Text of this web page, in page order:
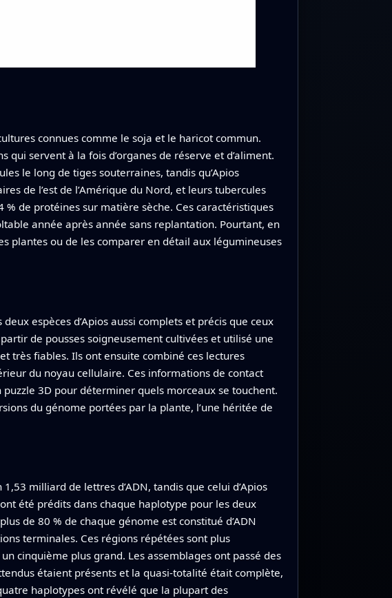
connues comme le soja et le haricot commun.
servent à la fois d’organes de réserve et d’aliment.
le long de tiges souterraines, tandis qu’Apios
de l’est de l’Amérique du Nord, et leurs tubercules
% de protéines sur matière sèche. Ces caractéristiques
année après année sans replantation. Pourtant, en
plantes ou de les comparer en détail aux légumineuses
espèces d’Apios aussi complets et précis que ceux
de pousses soigneusement cultivées et utilisé une
très fiables. Ils ont ensuite combiné ces lectures
du noyau cellulaire. Ces informations de contact
3D pour déterminer quels morceaux se touchent.
du génome portées par la plante, l’une héritée de
milliard de lettres d’ADN, tandis que celui d’Apios
été prédits dans chaque haplotype pour les deux
de 80 % de chaque génome est constitué d’ADN
terminales. Ces régions répétées sont plus
cinquième plus grand. Les assemblages ont passé des
étaient présents et la quasi-totalité était complète,
haplotypes ont révélé que la plupart des